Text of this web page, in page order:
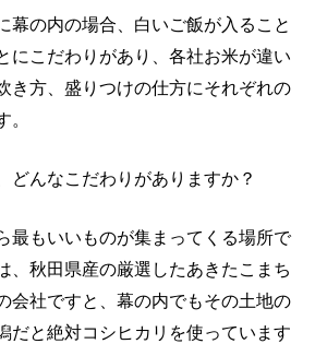
幕の内の場合、白いご飯が入ること
にこだわりがあり、各社お米が違い
き方、盛りつけの仕方にそれぞれの
。
どんなこだわりがありますか？
最もいいものが集まってくる場所で
、秋田県産の厳選したあきたこまち
会社ですと、幕の内でもその土地の
だと絶対コシヒカリを使っています